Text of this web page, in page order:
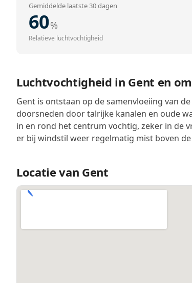
Gemiddelde laatste 30 dagen
60%
Relatieve luchtvochtigheid
Luchtvochtigheid in Gent en
Gent is ontstaan op de samenvloeiing van
doorsneden door talrijke kanalen en oude
in en rond het centrum vochtig, zeker in de
er bij windstil weer regelmatig mist boven
Locatie van Gent